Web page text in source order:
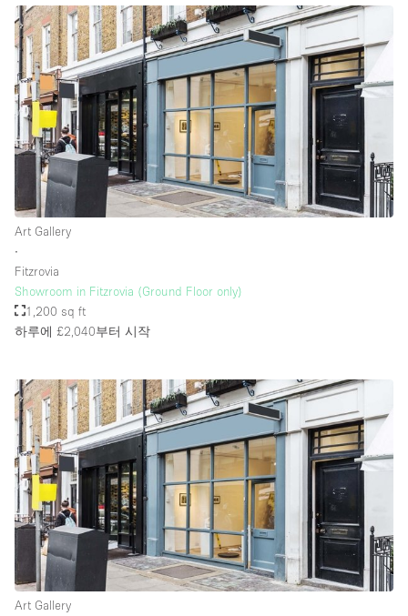
층 / 접근성:
지하층
1층 앞마당
위치한 거리
쇼핑몰
기타
Art Gallery
∙
Fitzrovia
Showroom in Fitzrovia (Ground Floor only)
1,200 sq ft
하루에 £2,040부터 시작
Art Gallery